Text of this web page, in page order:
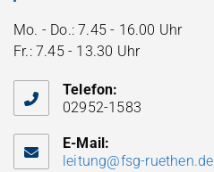
Mo. - Do.: 7.45 - 16.00 Uhr
Fr.: 7.45 - 13.30 Uhr
Telefon:
02952-1583
E-Mail:
leitung@fsg-ruethen.de